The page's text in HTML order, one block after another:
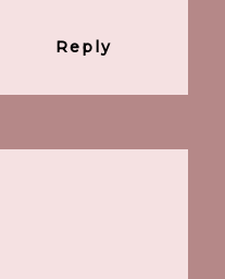
Reply